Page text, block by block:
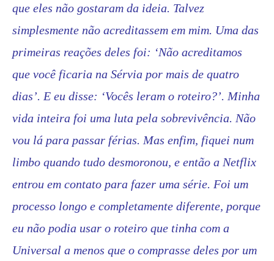
que eles não gostaram da ideia. Talvez
simplesmente não acreditassem em mim. Uma das
primeiras reações deles foi: ‘Não acreditamos
que você ficaria na Sérvia por mais de quatro
dias’. E eu disse: ‘Vocês leram o roteiro?’. Minha
vida inteira foi uma luta pela sobrevivência. Não
vou lá para passar férias. Mas enfim, fiquei num
limbo quando tudo desmoronou, e então a Netflix
entrou em contato para fazer uma série. Foi um
processo longo e completamente diferente, porque
eu não podia usar o roteiro que tinha com a
Universal a menos que o comprasse deles por um